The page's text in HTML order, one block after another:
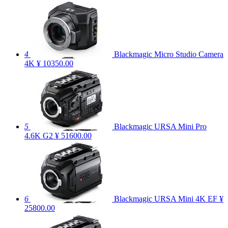
4
Blackmagic Micro Studio Camera
4K ¥ 10350.00
5
Blackmagic URSA Mini Pro
4.6K G2 ¥ 51600.00
6 Blackmagic URSA Mini 4K EF ¥
25800.00